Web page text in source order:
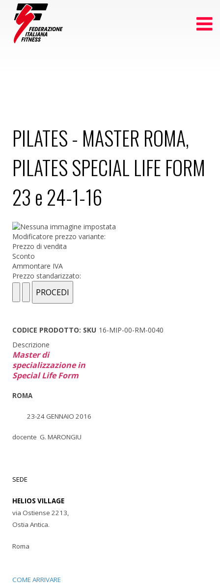
PILATES - MASTER ROMA,
PILATES SPECIAL LIFE FORM
23 e 24-1-16
Modificatore prezzo variante:
Prezzo di vendita
Sconto
Ammontare IVA
Prezzo standarizzato:
CODICE PRODOTTO: SKU 16-MIP-00-RM-0040
Descrizione
Master di
specializzazione in
Special Life Form
ROMA
23-24 GENNAIO 2016
docente G. MARONGIU
SEDE
HELIOS VILLAGE
via Ostiense 2213,
Ostia Antica.
Roma
COME ARRIVARE